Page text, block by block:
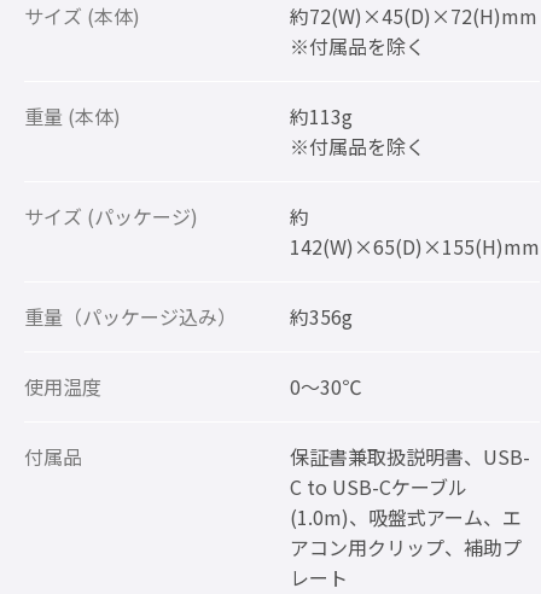
サイズ (本体)
約72(W)×45(D)×72(H)mm
※付属品を除く
重量 (本体)
約113g
※付属品を除く
サイズ (パッケージ)
約
142(W)×65(D)×155(H)mm
重量（パッケージ込み） 約356g
使用温度 0～30℃
付属品
保証書兼取扱説明書、USB-
C to USB-Cケーブル
(1.0m)、吸盤式アーム、エ
アコン用クリップ、補助プ
レート